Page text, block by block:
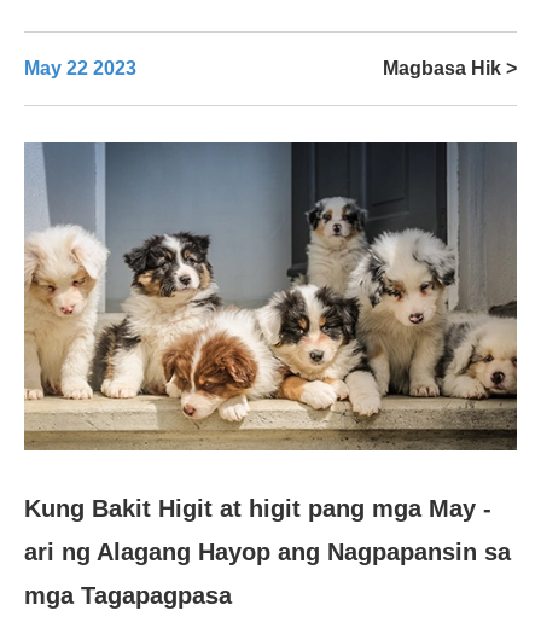
May 22 2023 Magbasa Hik >
Kung Bakit Higit at higit pang mga May -
ari ng Alagang Hayop ang Nagpapansin sa
mga Tagapagpasa